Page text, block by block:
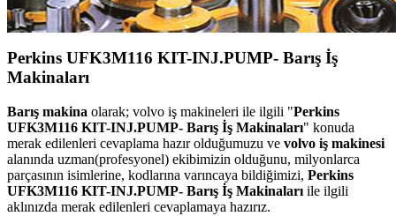
Perkins UFK3M116 KIT-INJ.PUMP- Barış İş
Makinaları
Barış makina olarak; volvo iş makineleri ile ilgili "Perkins
UFK3M116 KIT-INJ.PUMP- Barış İş Makinaları" konuda
merak edilenleri cevaplama hazır olduğumuzu ve volvo iş makinesi
alanında uzman(profesyonel) ekibimizin olduğunu, milyonlarca
parçasının isimlerine, kodlarına varıncaya bildiğimizi, Perkins
UFK3M116 KIT-INJ.PUMP- Barış İş Makinaları ile ilgili
aklınızda merak edilenleri cevaplamaya hazırız.